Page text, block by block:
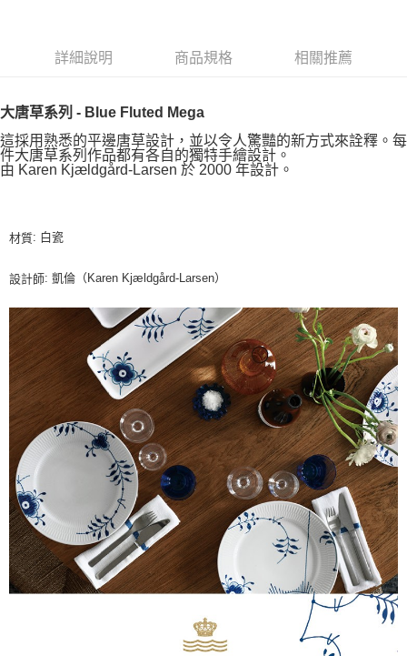
詳細說明 商品規格 相關推薦
大唐草系列 - Blue Fluted Mega
這採用熟悉的平邊唐草設計，並以令人驚豔的新方式來詮釋。每
件大唐草系列作品都有各自的獨特手繪設計。
由 Karen Kjældgård-Larsen 於 2000 年設計。
材質: 白瓷
設計師: 凱倫（Karen Kjældgård-Larsen）